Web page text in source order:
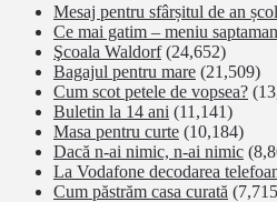
Mesaj pentru sfârșitul de an
Ce mai gatim – meniu
Şcoala Waldorf (24,652)
Bagajul pentru mare (21,509)
Cum scot petele de vopsea?
Buletin la 14 ani (11,141)
Masa pentru curte (10,184)
Dacă n-ai nimic, n-ai nimic
La Vodafone decodarea
Cum păstrăm casa curată